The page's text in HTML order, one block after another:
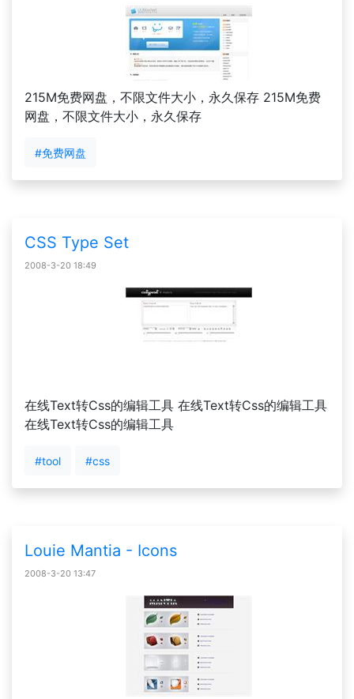
215M免费网盘，不限文件大小，永久保存 215M免费
网盘，不限文件大小，永久保存
#免费网盘
CSS Type Set
2008-3-20 18:49
在线Text转Css的编辑工具 在线Text转Css的编辑工具
在线Text转Css的编辑工具
#tool #css
Louie Mantia - Icons
2008-3-20 13:47